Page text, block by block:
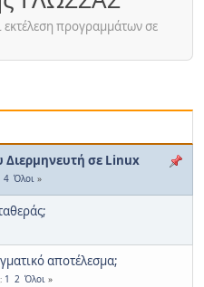
εκτέλεση προγραμμάτων σε
Διερμηνευτή σε Linux
4 Όλοι
αποτέλεσμα;
1 2 Όλοι